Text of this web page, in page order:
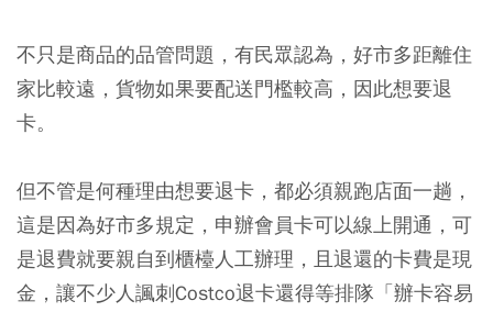
不只是商品的品管問題，有民眾認為，好市多距離住
家比較遠，貨物如果要配送門檻較高，因此想要退
卡。
但不管是何種理由想要退卡，都必須親跑店面一趟，
這是因為好市多規定，申辦會員卡可以線上開通，可
是退費就要親自到櫃檯人工辦理，且退還的卡費是現
金，讓不少人諷刺Costco退卡還得等排隊「辦卡容易